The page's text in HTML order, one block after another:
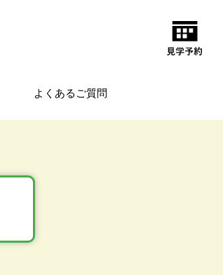
よくあるご質問